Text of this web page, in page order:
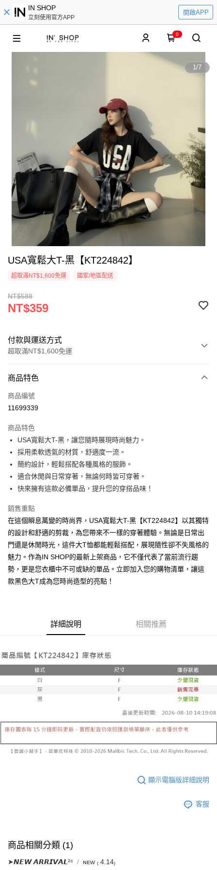
IN SHOP
立刻使用官方APP
開啟APP
0
1/7
USA寬鬆大T-黑【KT224842】
超取滿NT$1,600免運 國家/地區配送
NT$588
NT$359
付款與運送方式
超取滿NT$1,600免運
信用卡一次付款
超商取貨付款
Apple Pay
街口支付
Google Pay
大哥付你分期
相關說明
1.本服務由台灣大哥大提供，台灣大哥大用戶可立即使用無須另外申請。
2.付款方式選擇「大哥付你分期」，訂單成立後會自動跳轉到大哥付的交易
流程，驗證手機門號後，選擇欲分期的期數、繳款截止日，確認付款後即完
成交易。
3.實際核准額度、可分期數及費用金額請依後續交易確認頁面所載為準。
4.訂單成立30分鐘內，如未前往確認交易或遇審核未通過，訂單將自動取
法說明評估內容。
2.透過簡訊連結打開帳單後，可選擇「超商條碼／台灣大直營門市／銀行轉
帳／街口支付／iPASS MONEY」等通路繳費。
1.本服務係由「台灣大哥大股份有限公司」（以下簡稱本公司）所提供，讓
買賣價金債權讓與本公司後，依約使用本公司帳單繳交帳款。
2.基於同意付款使用「大哥付你分期」之契約關係目的，商店將以您的個人
資料（包含姓名、電話或地址）提供予台灣大哥大進項蒐集、處理及利用，
由本公司與您本人進行分期帳單所需資料之確認、核對及更正。
AFTEE先享後付
相關說明
【關於「AFTEE先享後付」】
AFTEE先享後付是「在收到商品之後才付款」的支付方式。 讓您購物簡單
便利好安心！
１．簡單：不需註冊會員、不需綁卡、不需儲值。
２．便利：只要手機號碼，簡訊認證，即可結帳。
結帳頁面，進行簡訊認證並確認金額後，即可完成結帳。
※ 請注意：結帳手續完成當下不需立刻繳費，但若您需要取消訂單，請聯絡
購買商品的店家。未經商家同意取消之訂單仍視為有效，需透過AFTEE先享
後付繳納相關費用。
※ 交易是否成功請以「AFTEE先享後付 」之結帳頁面顯示為準，若有關於
是否繳費成功／繳費後需取消欲退款等相關疑問，請聯繫「AFTEE先享後付
客戶支援中心」
https://netprotections.freshdesk.com/support/home
１．透過由恩沛科技股份有限公司提供之「AFTEE先享後付」服務完成之交
權轉讓予恩沛科技股份有限公司。
２．關於個人資料處理事宜，請瀏覽以下網址：
「AFTEE先享後付」，若未經同意申辦者引起之損失，本公司不負相關責
時審查核予不同之上限額度；若仍有額度不足之情形，本公司將視審查結果
付款後全家取貨
每筆NT$60，滿NT$1,600(含以上)免運費
已關閉，請勿下單
每筆NT$10,000
已關閉，請勿下單(付取)
每筆NT$10,000
每筆NT$60，滿NT$1,800(含以上)免運費
付款後7-11取貨
查看運費
商品特色
商品編號
11699339
商品特色
USA寬鬆大T-黑，讓您隨時展現時尚魅力。
採用柔軟透氣的材質，舒適度一流。
簡約設計，輕鬆搭配各種風格的服飾。
適合休閒與日常穿著，無論何時皆可穿著。
快來擁有這款必備單品，提升您的穿搭品味！
銷售重點
在這個瞬息萬變的時尚界，USA寬鬆大T-黑【KT224842】以其獨特
的設計和舒適的剪裁，為您帶來不一樣的穿著體驗。無論是日常出
門還是休閒時光，這件大T恤都能輕鬆搭配，展現隨性卻不失風格的
魅力。作為IN SHOP的最新上架商品，它不僅代表了當前流行趨
勢，更是您衣櫃中不可或缺的單品。立即加入您的購物清單，讓這
款黑色大T成為您時尚造型的亮點！
詳細說明 相關推薦
顯示電腦版詳細說明
客服
商品相關分類 (1)
➤𝙉𝙀𝙒 𝘼𝙍𝙍𝙄𝙑𝘼𝙇²⁶ ɴᴇᴡ ₍ 4.14₎